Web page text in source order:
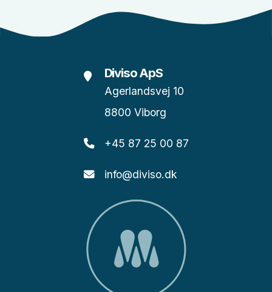
Diviso ApS
Agerlandsvej 10
8800 Viborg
+45 87 25 00 87
info@diviso.dk